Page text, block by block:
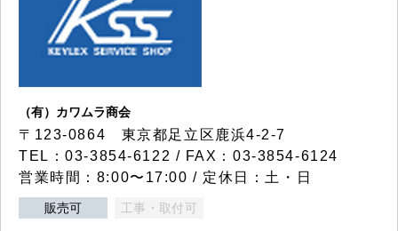
（有）カワムラ商会
〒123-0864 東京都足立区鹿浜4-2-7
TEL：03-3854-6122 / FAX：03-3854-6124
営業時間：8:00〜17:00 / 定休日：土・日
販売可 工事・取付可